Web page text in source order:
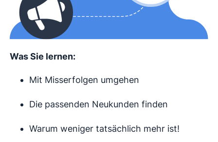
Was Sie lernen:
Mit Misserfolgen umgehen
Die passenden Neukunden finden
Warum weniger tatsächlich mehr ist!